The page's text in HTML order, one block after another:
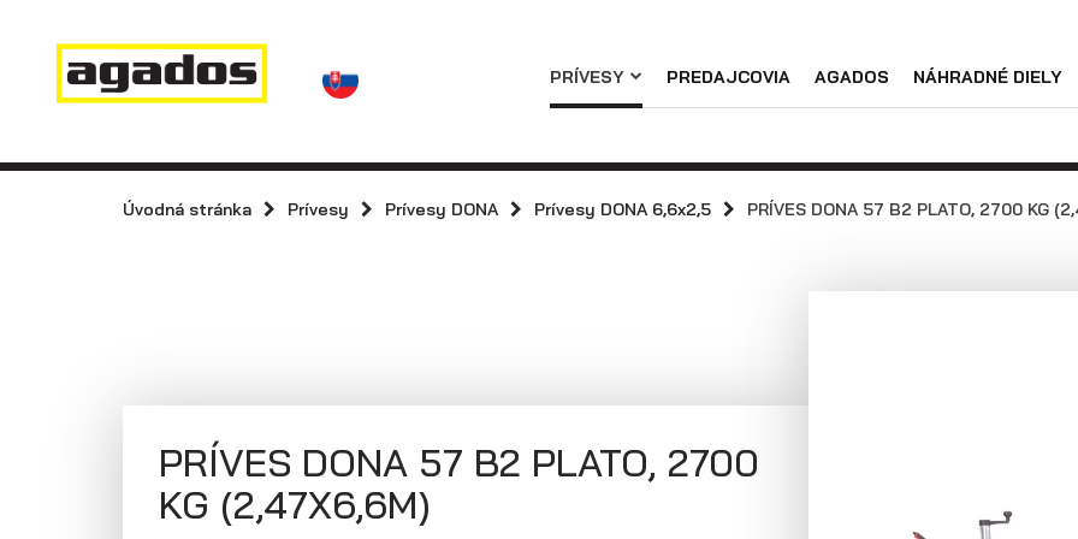
PRÍVESY PREDAJCOVIA AGADOS NÁHRADNÉ DIELY
Novinky a články
Prívesy
Agados
Podniková predajňa / servis
kolesami vedľa
kolesami vedľa
kolesami pod
Úvodná stránka Prívesy Prívesy DONA Prívesy DONA 6,6x2,5 PRÍVES DONA 57 B2 PLATO, 2700 KG
PRÍVES DONA 57 B2 PLATO, 2700
KG (2,47X6,6M)